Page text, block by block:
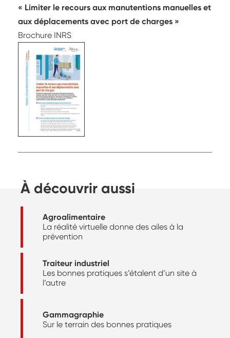
Limiter le recours aux manutentions manuelles et
aux déplacements avec port de charges
Brochure INRS
À découvrir aussi
Agroalimentaire
La réalité virtuelle donne des ailes à la
prévention
Traiteur industriel
Les bonnes pratiques s’étalent d’un site à
l’autre
Gammagraphie
Sur le terrain des bonnes pratiques